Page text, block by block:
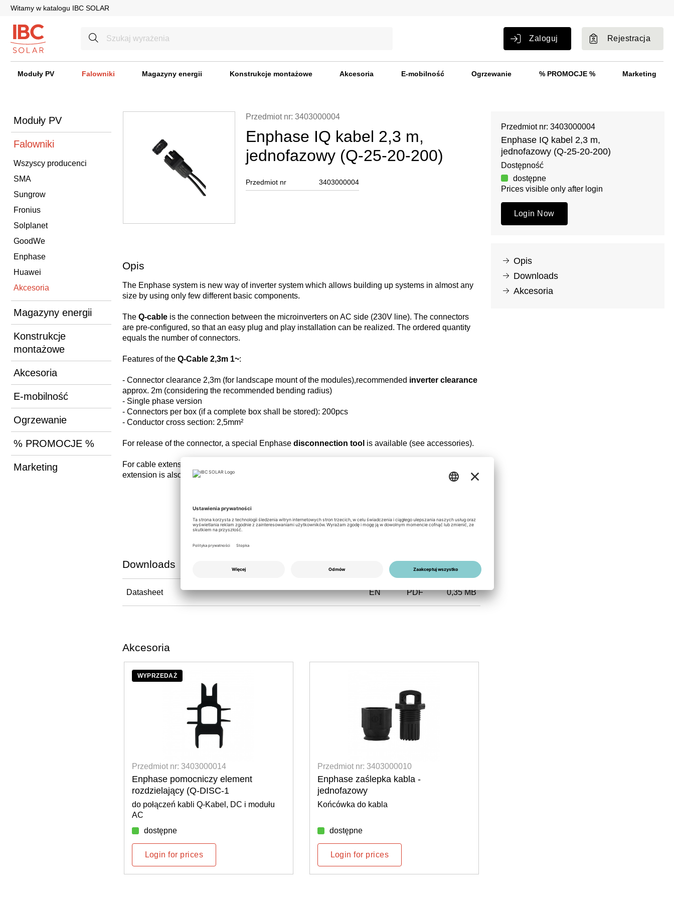
Witamy w katalogu IBC SOLAR
Zaloguj Rejestracja
Moduły PV Falowniki Magazyny energii Konstrukcje montażowe Akcesoria E-mobilność Ogrzewanie % PROMOCJE % Marketing
Moduły PV
Falowniki
Wszyscy producenci
SMA
Sungrow
Fronius
Solplanet
GoodWe
Enphase
Huawei
Akcesoria
Magazyny energii
Konstrukcje
montażowe
Akcesoria
E-mobilność
Ogrzewanie
% PROMOCJE %
Marketing
Przedmiot nr: 3403000004
Enphase IQ kabel 2,3 m,
jednofazowy (Q-25-20-200)
Przedmiot nr 3403000004
Opis
The Enphase system is new way of inverter system which allows building up systems in almost any
size by using only few different basic components.
The Q-cableis the connection between the microinverters on AC side (230V line). The connectors
are pre-configured, so that an easy plug and play installation can be realized. The ordered quantity
equals the number of connectors.
Features of the Q-Cable 2,3m 1~:
- Connector clearance 2,3m (for landscape mount of the modules),recommended inverter clearance
approx. 2m (considering the recommended bending radius)
- Single phase version
- Connectors per box (if a complete box shall be stored): 200pcs
- Conductor cross section: 2,5mm²
For release of the connector, a special Enphase disconnection tool is available (see accessories).
For cable extension, a
extension is also possible with a
Downloads
Datasheet EN PDF 0,35 MB
Akcesoria
WYPRZEDAŻ
Przedmiot nr: 3403000014
Enphase pomocniczy element
rozdzielający (Q-DISC-1
do połączeń kabli Q-Kabel, DC i modułu
AC
dostępne
Login for prices
Przedmiot nr: 3403000010
Enphase zaślepka kabla -
jednofazowy
Końcówka do kabla
dostępne
Login for prices
Przedmiot nr: 3403000004
Enphase IQ kabel 2,3 m,
jednofazowy (Q-25-20-200)
Dostępność
dostępne
Prices visible only after login
Login Now
Opis
Downloads
Akcesoria